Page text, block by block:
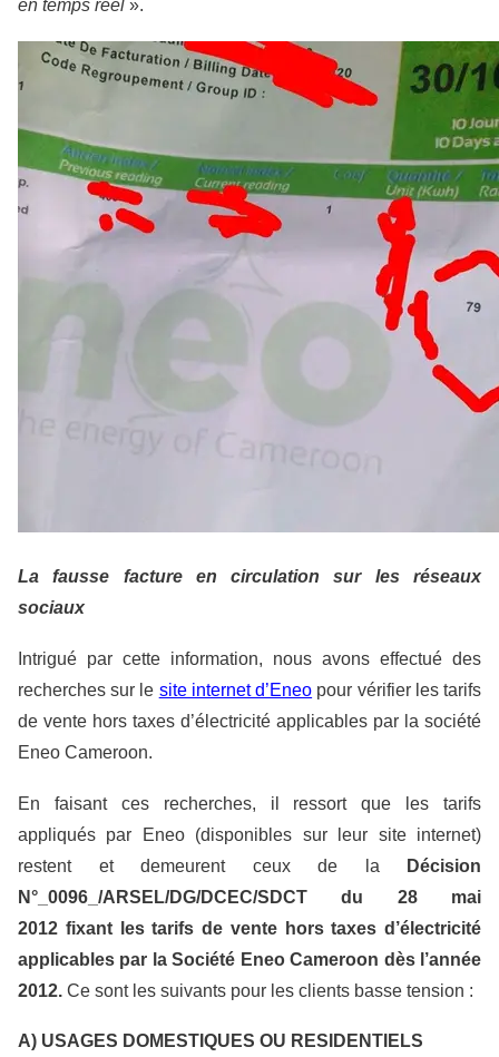
en temps réel ».
La fausse facture en circulation sur les réseaux
sociaux
Intrigué par cette information, nous avons effectué des
recherches sur le site internet d’Eneo pour vérifier les tarifs
de vente hors taxes d’électricité applicables par la société
Eneo Cameroon.
En faisant ces recherches, il ressort que les tarifs
appliqués par Eneo (disponibles sur leur site internet)
restent et demeurent ceux de la
Décision
N°_0096_/ARSEL/DG/DCEC/SDCT du 28 mai
2012 fixant les tarifs de vente hors taxes d’électricité
applicables par la Société Eneo Cameroon dès l’année
2012. Ce sont les suivants pour les clients basse tension :
A) USAGES DOMESTIQUES OU RESIDENTIELS